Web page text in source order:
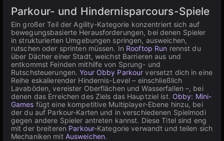
Parkour- und Hindernisparcours-Spiele
Ein großer Teil der Agility-Kategorie konzentriert sich auf
bewegungsbasierte Herausforderungen, bei denen Spieler
in strukturierten Umgebungen springen, ausweichen,
rutschen oder sprinten müssen. In Rooftop Run rennst du
über Dächer einer Stadt, weichst Barrieren aus und
entkommst Feinden mithilfe von Sprung- und
Rutschsteuerungen.Your Obby Parkour versetzt dich in eine
Reihe eskalierender Hindernis-Level – einschließlich
Lavaböden, vereister Oberflächen und Wasserfallen –, bei
denen das Erreichen des Ziels das Hauptziel ist. Obby: Mini-
Games fügt eine kompetitive Multiplayer-Ebene hinzu, bei
der du auf Parkour-Karten und in verschiedenen Spielmodi
gegen andere Spieler antreten kannst. Diese Titel sind eng
mit der breiteren Parkour-Kategorie verwandt und teilen sich
Mechaniken mit Ausweichen.